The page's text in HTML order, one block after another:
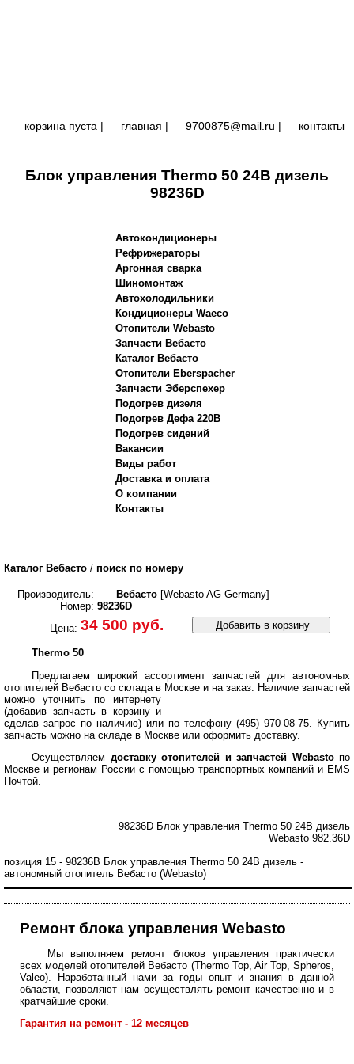
корзина пуста | главная | 9700875@mail.ru | контакты
Блок управления Thermo 50 24В дизель
98236D
Автокондиционеры
Рефрижераторы
Аргонная сварка
Шиномонтаж
Автохолодильники
Кондиционеры Waeco
Отопители Webasto
Запчасти Вебасто
Каталог Вебасто
Отопители Eberspacher
Запчасти Эберспехер
Подогрев дизеля
Подогрев Дефа 220В
Подогрев сидений
Вакансии
Виды работ
Доставка и оплата
О компании
Контакты
Каталог Вебасто / поиск по номеру
Производитель:
Номер:
Вебасто [Webasto AG Germany]
98236D
Цена: 34 500 руб. Добавить в корзину
Thermo 50
Предлагаем широкий ассортимент запчастей для автономных
отопителей Вебасто со склада в Москве и на заказ. Наличие запчастей
можно уточнить по интернету
(добавив запчасть в корзину и
сделав запрос по наличию) или по телефону (495) 970-08-75. Купить
запчасть можно на складе в Москве или оформить доставку.
Осуществляем доставку отопителей и запчастей Webastoпо
Москве и регионам России с помощью транспортных компаний и EMS
Почтой.
98236D Блок управления Thermo 50 24В дизель
Webasto 982.36D
позиция 15 - 98236B Блок управления Thermo 50 24В дизель -
автономный отопитель Вебасто (Webasto)
Ремонт блока управления Webasto
Мы выполняем ремонт блоков управления практически
всех моделей отопителей Вебасто (Thermo Top, Air Top, Spheros,
Valeo). Наработанный нами за годы опыт и знания в данной
области, позволяют нам осуществлять ремонт качественно и в
кратчайшие сроки.
Гарантия на ремонт - 12 месяцев